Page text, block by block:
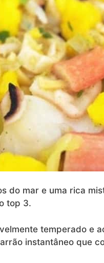
do mar e uma rica
top 3.
temperado e
instantâneo que